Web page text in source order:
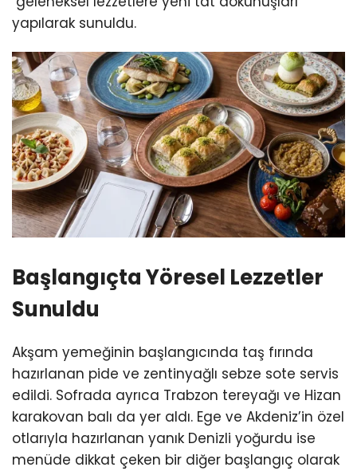
yapılarak sunuldu.
Başlangıçta Yöresel Lezzetler
Sunuldu
Akşam yemeğinin başlangıcında taş fırında
hazırlanan pide ve zentinyağlı sebze sote servis
edildi. Sofrada ayrıca Trabzon tereyağı ve Hizan
karakovan balı da yer aldı. Ege ve Akdeniz’in özel
otlarıyla hazırlanan yanık Denizli yoğurdu ise
menüde dikkat çeken bir diğer başlangıç olarak